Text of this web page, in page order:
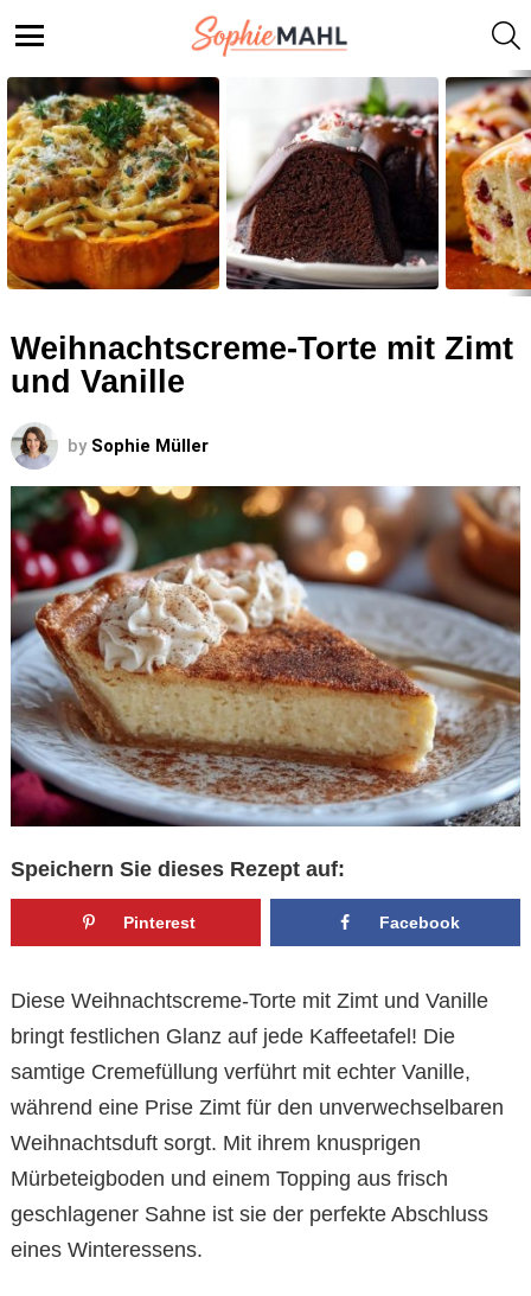
STORIES
Weihnachtscreme-Torte mit Zimt
und Vanille
by Sophie Müller
Speichern Sie dieses Rezept auf:
Pinterest Facebook
Diese Weihnachtscreme-Torte mit Zimt und Vanille
bringt festlichen Glanz auf jede Kaffeetafel! Die
samtige Cremefüllung verführt mit echter Vanille,
während eine Prise Zimt für den unverwechselbaren
Weihnachtsduft sorgt. Mit ihrem knusprigen
Mürbeteigboden und einem Topping aus frisch
geschlagener Sahne ist sie der perfekte Abschluss
eines Winteressens.